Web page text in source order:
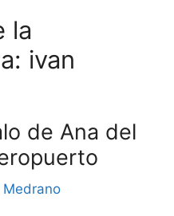
la
ivan
de Ana del